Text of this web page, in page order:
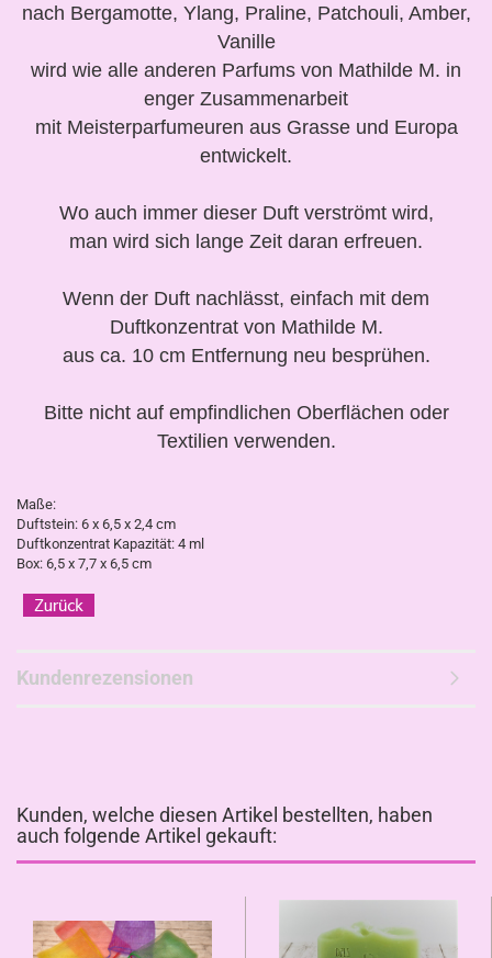
nach Bergamotte, Ylang, Praline, Patchouli, Amber,
Vanille
wird wie alle anderen Parfums von Mathilde M. in
enger Zusammenarbeit
mit Meisterparfumeuren aus Grasse und Europa
entwickelt.
Wo auch immer dieser Duft verströmt wird,
man wird sich lange Zeit daran erfreuen.
Wenn der Duft nachlässt, einfach mit dem
Duftkonzentrat von Mathilde M.
aus ca. 10 cm Entfernung neu besprühen.
Bitte nicht auf empfindlichen Oberflächen oder
Textilien verwenden.
Maße:
Duftstein: 6 x 6,5 x 2,4 cm
Duftkonzentrat Kapazität: 4 ml
Box: 6,5 x 7,7 x 6,5 cm
Kundenrezensionen
Kunden, welche diesen Artikel bestellten, haben
auch folgende Artikel gekauft: